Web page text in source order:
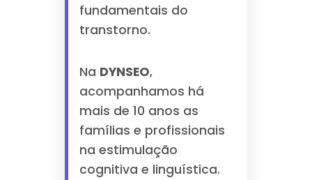
fundamentais do
transtorno.
Na DYNSEO,
acompanhamos há
mais de 10 anos as
famílias e profissionais
na estimulação
cognitiva e linguística.